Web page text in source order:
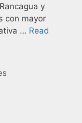
y
con mayor
… Read